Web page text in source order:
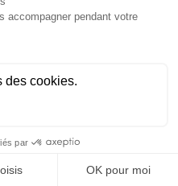
:Novius